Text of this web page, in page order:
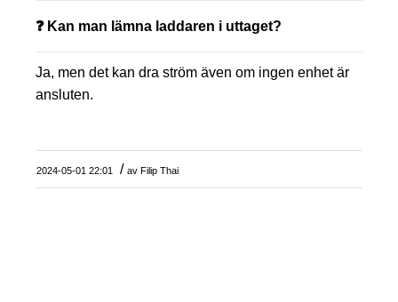
❓ Kan man lämna laddaren i uttaget?
Ja, men det kan dra ström även om ingen enhet är
ansluten.
2024-05-01 22:01 / av Filip Thai